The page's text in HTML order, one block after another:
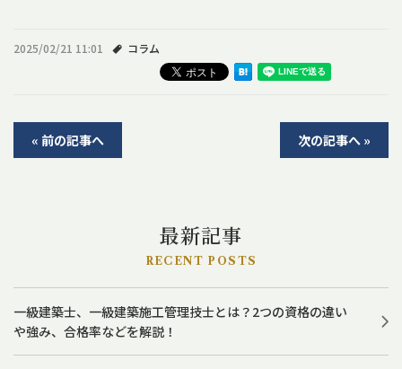
2025/02/21 11:01 コラム
« 前の記事へ 次の記事へ »
最新記事
RECENT POSTS
一級建築士、一級建築施工管理技士とは？2つの資格の違い
や強み、合格率などを解説！